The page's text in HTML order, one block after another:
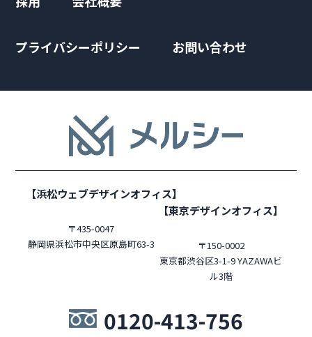
プライバシーポリシー お問い合わせ
【浜松ウェブデザインオフィス】
〒435-0047
静岡県浜松市中央区原島町63-3
【東京デザインオフィス】
〒150-0002
東京都渋谷区3-1-9 YAZAWAビ
ル3階
0120-413-756